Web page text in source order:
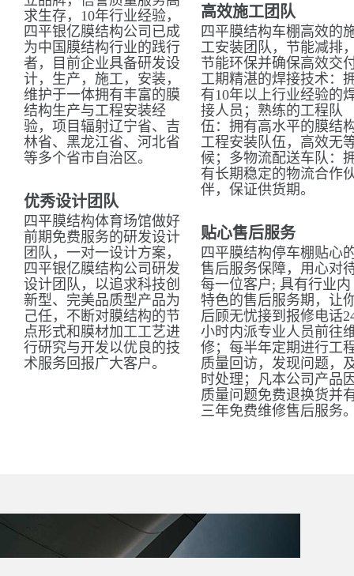
求生存，10年行业经验，
四平银亿膜结构公司已成
为中国膜结构行业的践行
者，目前企业具备研发设
计，生产，施工，安装，
维护于一体拥有丰富的膜
结构生产与工程安装经
验，项目辐射辽宁省、吉
林省、黑龙江省、河北省
等多个省市自治区。
优秀设计团队
四平膜结构体育场馆做好
前期免费服务的研发设计
团队，一对一设计方案，
四平银亿膜结构公司研发
设计团队，以追求科技创
新型、完美品质型产品为
己任，不断对膜结构的节
点形式和膜材加工工艺进
行研究与开发以优良的技
术服务回报广大客户。
高效施工团队
四平膜结构车棚高效的
工安装团队，节能减排
节能环保并确保高效交
工期精湛的焊接技术：
有10年以上行业经验的
接人员；熟练的工程队
伍：拥有高水平的膜结
工程安装队伍，高效无
候；多物流配送车队：
有长期稳定的物流合作
伴，保证供货期。
贴心售后服务
四平膜结构停车棚贴心
售后服务保障，用心对
每一位客户; 具有行业内
特色的售后服务期，让
后顾无忧接到报修电话
小时内派专业人员前往
修；每半年定期进行工
质量回访，发现问题，
时处理；凡本公司产品
质量问题免费退换货并
三年免费维修售后服务